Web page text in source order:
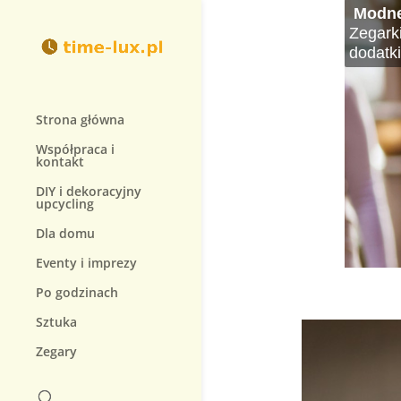
Strona główna
Współpraca i
kontakt
DIY i dekoracyjny
upcycling
Dla domu
Eventy i imprezy
Po godzinach
Sztuka
Zegary
W
się
Jak
Wybór
na
Jak
Aby